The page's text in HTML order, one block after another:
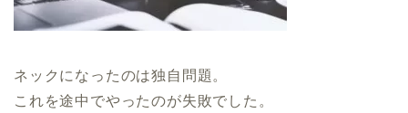
ネックになったのは独自問題。
これを途中でやったのが失敗でした。